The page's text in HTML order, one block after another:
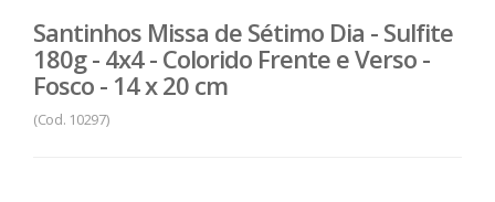
Santinhos Missa de Sétimo Dia - Sulfite
180g - 4x4 - Colorido Frente e Verso -
Fosco - 14 x 20 cm
(Cod. 10297)